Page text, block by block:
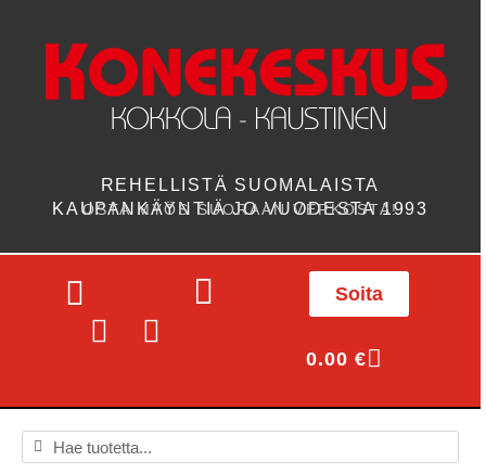
REHELLISTÄ SUOMALAISTA
KAUPANKÄYNTIÄ JO VUODESTA 1993
OSTA MYÖS SUORAAN VERKOSTA!
Soita
0.00 €